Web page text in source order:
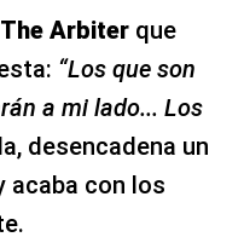
The Arbiter que
“Los que son
a mi lado... Los
desencadena un
acaba con los